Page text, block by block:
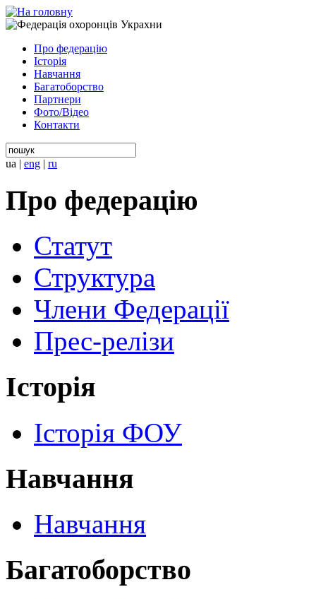
Про федерацію
Історія
Навчання
Багатоборство
Партнери
Фото/Відео
Контакти
ua | eng | ru
Про федерацію
Статут
Структура
Члени Федерації
Прес-релізи
Історія
Історія ФОУ
Навчання
Навчання
Багатоборство